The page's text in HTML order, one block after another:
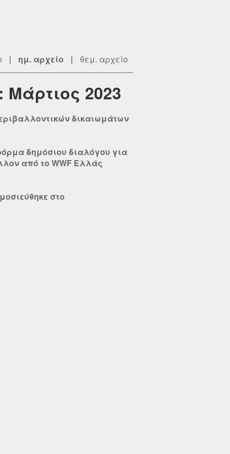
| ημ. αρχείο | θεμ. αρχείο
2023
δικαιωμάτων
δημόσιου διαλόγου για
από το WWF Ελλάς
στο